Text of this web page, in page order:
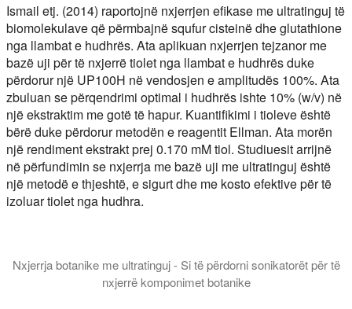
Ismail etj. (2014) raportojnë nxjerrjen efikase me ultratinguj të
biomolekulave që përmbajnë squfur cisteinë dhe glutathione
nga llambat e hudhrës. Ata aplikuan nxjerrjen tejzanor me
bazë uji për të nxjerrë tiolet nga llambat e hudhrës duke
përdorur një UP100H në vendosjen e amplitudës 100%. Ata
zbuluan se përqendrimi optimal i hudhrës ishte 10% (w/v) në
një ekstraktim me gotë të hapur. Kuantifikimi i tioleve është
bërë duke përdorur metodën e reagentit Ellman. Ata morën
një rendiment ekstrakt prej 0.170 mM tiol. Studiuesit arrijnë
në përfundimin se nxjerrja me bazë uji me ultratinguj është
një metodë e thjeshtë, e sigurt dhe me kosto efektive për të
izoluar tiolet nga hudhra.
Nxjerrja botanike me ultratinguj - Si të përdorni sonikatorët për të
nxjerrë komponimet botanike